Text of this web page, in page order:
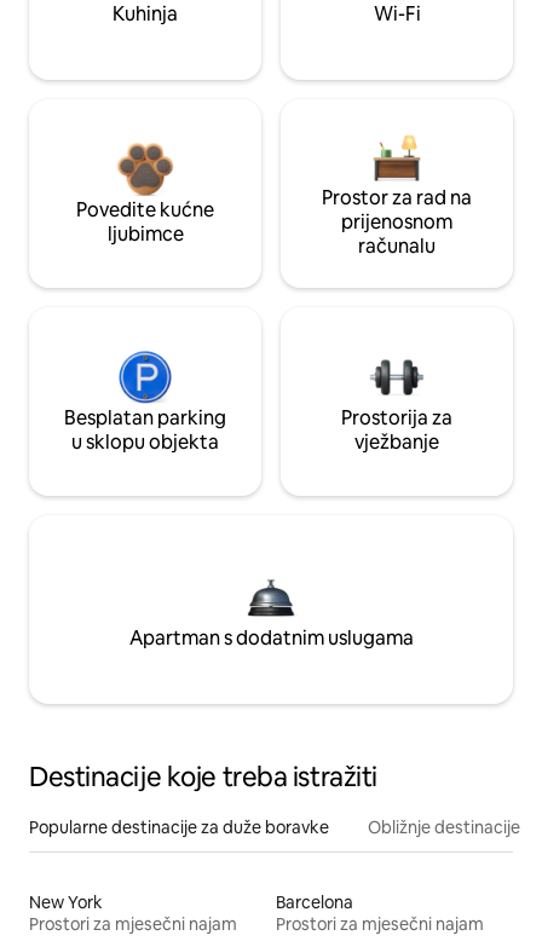
Kuhinja Wi-Fi
Povedite kućne
ljubimce
Prostor za rad na
prijenosnom
računalu
Besplatan parking
u sklopu objekta
Prostorija za
vježbanje
Apartman s dodatnim uslugama
Destinacije koje treba istražiti
Popularne destinacije za duže boravke Obližnje destinacije
New York
Prostori za mjesečni najam
Barcelona
Prostori za mjesečni najam